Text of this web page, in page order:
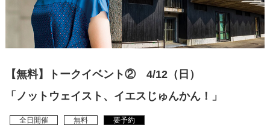
【無料】トークイベント② 4/12（日）
「ノットウェイスト、イエスじゅんかん！」
全日開催 無料 要予約